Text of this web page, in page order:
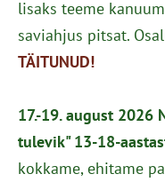
lisaks teeme
saviahjus pitsat.
TÄITUNUD!
17.-19. august 2026
tulevik" 13-18-
kokkame, ehitame